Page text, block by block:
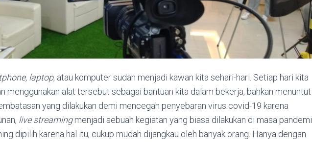
laptop, atau komputer sudah menjadi kawan kita sehari-hari. Setiap hari kita
menggunakan alat tersebut sebagai bantuan kita dalam bekerja, bahkan menuntut
yang dilakukan demi mencegah penyebaran virus covid-19 karena
live streamingmenjadi sebuah kegiatan yang biasa dilakukan di masa pandemi
dipilih karena hal itu, cukup mudah dijangkau oleh banyak orang. Hanya dengan